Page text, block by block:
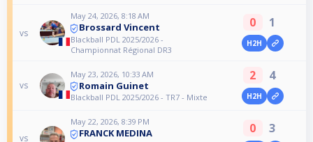
vs
May 24, 2026, 8:18 AM
Brossard Vincent
Blackball PDL 2025/2026 -
Championnat Régional DR3
0 1
H2H
vs
May 23, 2026, 10:33 AM
Romain Guinet
Blackball PDL 2025/2026 - TR7 - Mixte
2 4
H2H
vs
May 22, 2026, 8:39 PM
FRANCK MEDINA 0 3